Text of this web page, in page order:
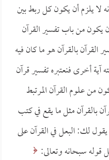
لا يلزم أن يكون كل ربط بين
أن يكون من باب تفسير القرآن
القرآن بالقرآن هو ما كان فيه
آية أخرى فنعتبره تفسير قرآن
من علوم القرآن المرتبط
بالقرآن مثل ما يقع في كتب
لك: البعل في القرآن على
سبحانه وتعالى: